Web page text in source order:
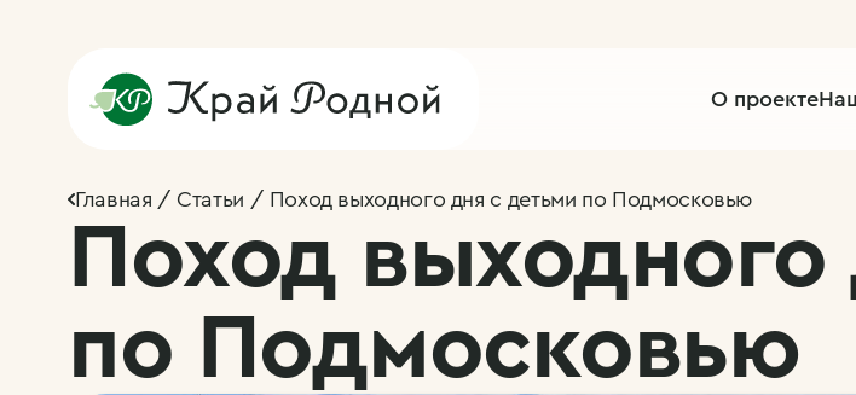
О проекте
Главная Статьи Поход выходного дня с детьми по Подмосковью
Поход выходного
по Подмосковью